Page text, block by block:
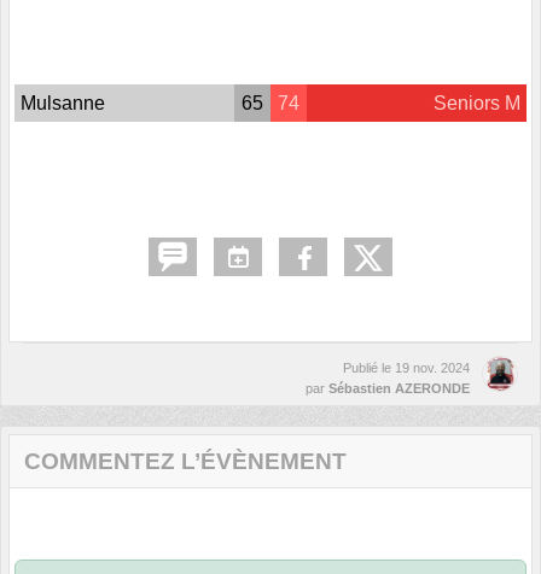
Mulsanne 65 74 Seniors M
Publié le 19 nov. 2024
par Sébastien AZERONDE
COMMENTEZ L’ÉVÈNEMENT